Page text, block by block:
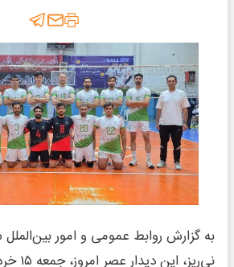
به گزارش روابط عمومی و امور
نی‌ریز،